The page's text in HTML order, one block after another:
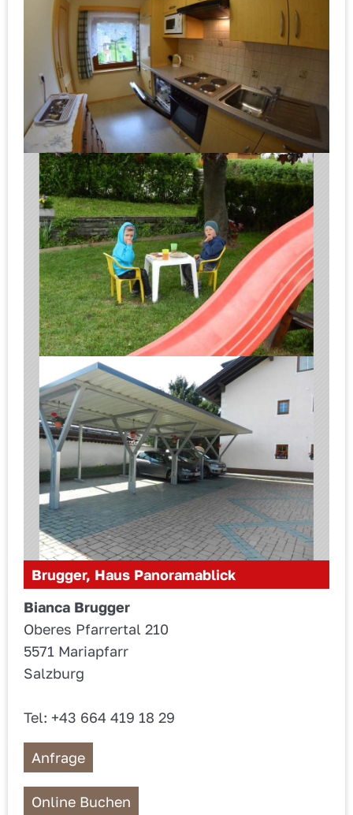
Brugger, Haus Panoramablick
Bianca Brugger
Oberes Pfarrertal 210
5571 Mariapfarr
Salzburg
Tel: +43 664 419 18 29
Anfrage
Online Buchen